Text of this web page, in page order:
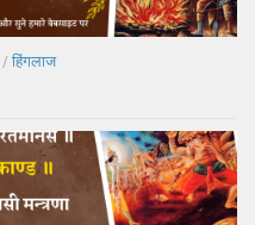
/ हिंगलाज